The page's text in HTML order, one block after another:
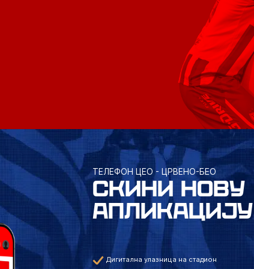
ТЕЛЕФОН ЦЕО - ЦРВЕНО-БЕО
СКИНИ НОВУ
АПЛИКАЦИЈУ
Дигитална улазница на стадион